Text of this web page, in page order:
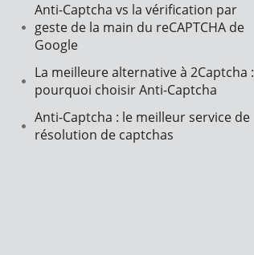
Anti-Captcha vs la vérification par
geste de la main du reCAPTCHA de
Google
La meilleure alternative à 2Captcha :
pourquoi choisir Anti-Captcha
Anti-Captcha : le meilleur service de
résolution de captchas